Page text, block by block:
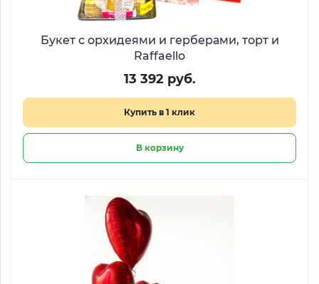
Букет с орхидеями и герберами, торт и
Raffaello
13 392 руб.
Купить в 1 клик
В корзину